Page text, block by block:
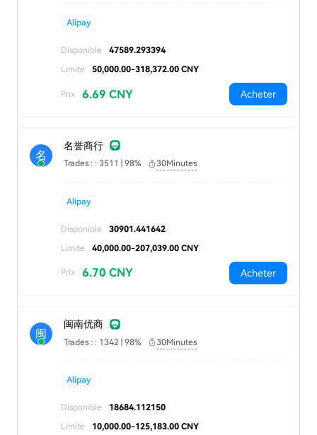
Alipay
Disponible
47589.293394
Limite
50,000.00-318,372.00 CNY
Prix 6.69 CNY Acheter
名
名誉商行
Trades : : 3511 | 98% 30Minutes
Alipay
Disponible
30901.441642
Limite
40,000.00-207,039.00 CNY
Prix 6.70 CNY Acheter
闽
闽南优商
Trades : : 1342 | 98% 30Minutes
Alipay
Disponible
18684.112150
Limite
10,000.00-125,183.00 CNY